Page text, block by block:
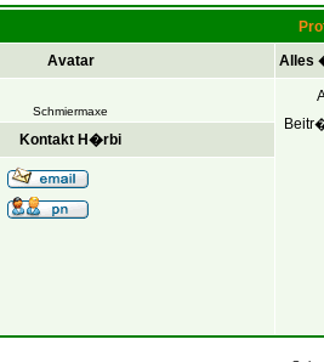
Avatar
Alles
Schmiermaxe
Kontakt H�rbi